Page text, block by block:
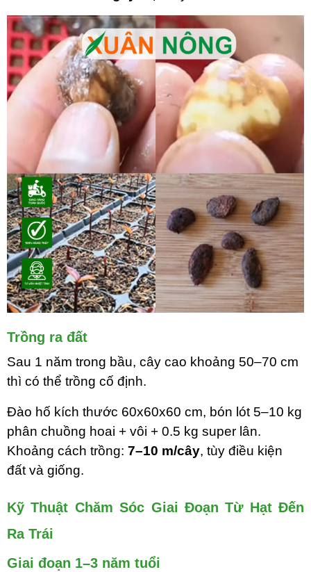
Trồng ra đất
Sau 1 năm trong bầu, cây cao khoảng 50–70 cm
thì có thể trồng cố định.
Đào hố kích thước 60x60x60 cm, bón lót 5–10 kg
phân chuồng hoai + vôi + 0.5 kg super lân.
Khoảng cách trồng: 7–10 m/cây, tùy điều kiện
đất và giống.
Kỹ Thuật Chăm Sóc Giai Đoạn Từ Hạt Đến
Ra Trái
Giai đoạn 1–3 năm tuổi